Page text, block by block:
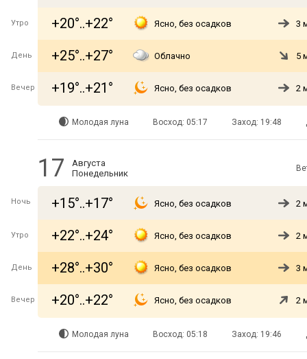
Утро +20°..+22° Ясно, без осадков 3
День +25°..+27° Облачно 5
Вечер +19°..+21° Ясно, без осадков 2
Молодая луна Восход: 05:17 Заход: 19:48
17
Августа
Понедельник
Ночь +15°..+17° Ясно, без осадков 2
Утро +22°..+24° Ясно, без осадков 2
День +28°..+30° Ясно, без осадков 3
Вечер +20°..+22° Ясно, без осадков 2
Молодая луна Восход: 05:18 Заход: 19:46